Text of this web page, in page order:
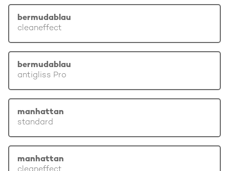
bermudablau
cleaneffect
bermudablau
antigliss Pro
manhattan
standard
manhattan